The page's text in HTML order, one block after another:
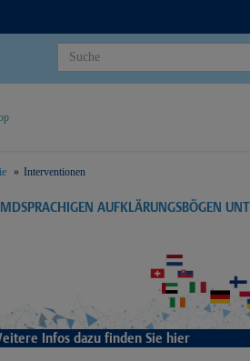
Interventionen
AUFKLÄRUNGSBÖGEN
Infos dazu finden Sie hier